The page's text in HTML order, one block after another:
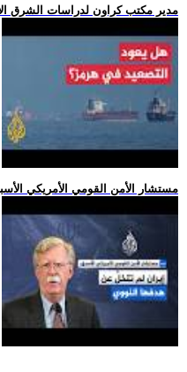
.. مدير مكتب كراون لدراسات الشرق
.. مستشار الأمن القومي الأمريكي